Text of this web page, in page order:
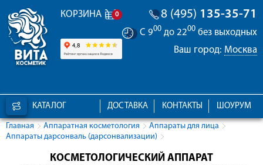
КОРЗИНА 0 8 (495) 135-35-71
С 900 до 2200 без выходных
Ваш город: Москва
КАТАЛОГ ШОУРУМ
КОНТАКТЫ
ДОСТАВКА
Главная Аппаратная косметология
Аппараты для лица
Аппараты дарсонваль (дарсонвализации)
КОСМЕТОЛОГИЧЕСКИЙ АППАРАТ